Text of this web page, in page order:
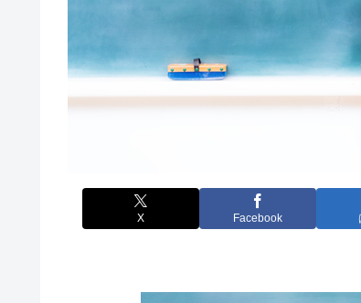
X Facebook